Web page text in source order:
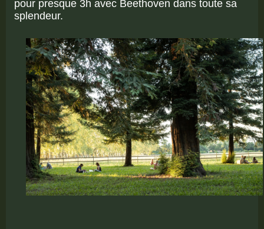
pour presque 3h avec Beethoven dans toute sa
splendeur.